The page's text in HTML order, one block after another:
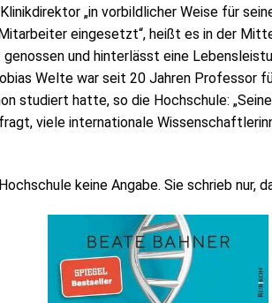
„in vorbildlicher Weise für
eingesetzt“, heißt es in der
und hinterlässt eine
Welte war seit 20 Jahren Professor
studiert hatte, so die Hochschule:
viele internationale
keine Angabe. Sie schrieb nur,